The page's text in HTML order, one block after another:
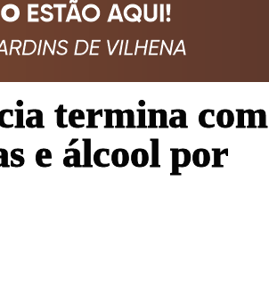
termina com
e álcool por